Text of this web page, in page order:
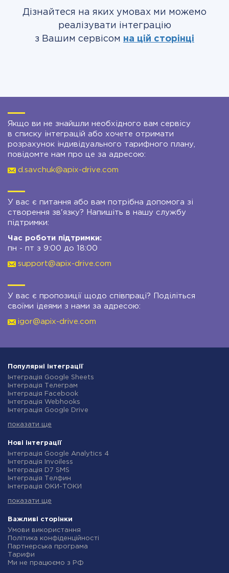
Дізнайтеся на яких умовах ми можемо
реалізувати інтеграцію
з Вашим сервісом на цій сторінці
Якщо ви не знайшли необхідного вам сервісу
в списку інтеграцій або хочете отримати
розрахунок індивідуального тарифного плану,
повідомте нам про це за адресою:
d.savchuk@apix-drive.com
У вас є питання або вам потрібна допомога зі
створення зв'язку? Напишіть в нашу службу
підтримки:
Час роботи підтримки:
пн - пт з 9:00 до 18:00
support@apix-drive.com
У вас є пропозиції щодо співпраці? Поділіться
своїми ідеями з нами за адресою:
igor@apix-drive.com
Популярні інтеграції
Інтеграція Google Sheets
Інтеграція Телеграм
Інтеграція Facebook
Інтеграція Webhooks
Інтеграція Google Drive
Інтеграція Gmail
Інтеграція Rozetka
Інтеграція OpenAI (ChatGPT)
Інтеграція Binotel
Інтеграція Prom
Інтеграція Приват24
Інтеграція OLX
Інтеграція SendPulse
Інтеграція Stream Telecom
Інтеграція Google Analytics
Інтеграція Creatio
Інтеграція Ringostat
Інтеграція Google Calendar
Інтеграція Airtable
показати ще
Нові інтеграції
Інтеграція Google Analytics 4
Інтеграція Invoiless
Інтеграція D7 SMS
Інтеграція Телфин
Інтеграція ОКИ-ТОКИ
Інтеграція Microsoft Dynamics 365
Інтеграція TxtSync
Інтеграція Wire2Air
Інтеграція Corezoid
Інтеграція Infobip
Інтеграція Instasent
Інтеграція AtomPark
показати ще
Важливі сторінки
Умови використання
Політика конфіденційності
Партнерська програма
Тарифи
Ми не працюємо з РФ